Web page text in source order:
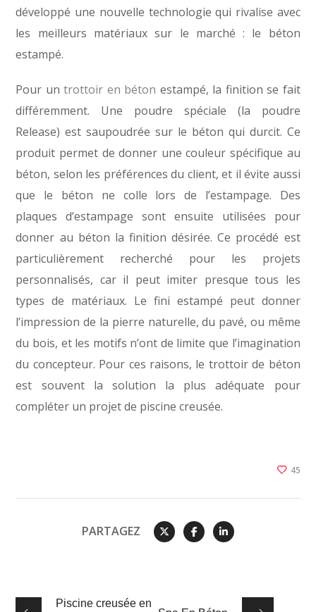
développé une nouvelle technologie qui rivalise avec
les meilleurs matériaux sur le marché : le béton
estampé.
Pour untrottoir en béton estampé, la finition se fait
différemment. Une poudre spéciale (la poudre
Release) est saupoudrée sur le béton qui durcit. Ce
produit permet de donner une couleur spécifique au
béton, selon les préférences du client, et il évite aussi
que le béton ne colle lors de l’estampage. Des
plaques d’estampage sont ensuite utilisées pour
donner au béton la finition désirée. Ce procédé est
particulièrement recherché pour les projets
personnalisés, car il peut imiter presque tous les
types de matériaux. Le fini estampé peut donner
l’impression de la pierre naturelle, du pavé, ou même
du bois, et les motifs n’ont de limite que l’imagination
du concepteur. Pour ces raisons, le trottoir de béton
est souvent la solution la plus adéquate pour
compléter un projet de piscine creusée.
45
PARTAGEZ
Piscine creusée en